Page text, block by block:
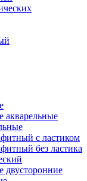
акварельные
с ластиком
без ластика
двусторонние